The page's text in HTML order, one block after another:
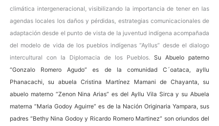
climática intergeneracional, visibilizando la importancia de tener en las
agendas locales los daños y pérdidas, estrategias comunicacionales de
adaptación desde el punto de vista de la juventud indígena acompañada
del modelo de vida de los pueblos indígenas “Ayllus” desde el dialogo
intercultural con la Diplomacia de los Pueblos. Su Abuelo paterno
“Gonzalo Romero Agudo” es de la comunidad C´oataca, ayllu
Phanacachi, su abuela Cristina Martínez Mamani de Chayanta, su
abuelo materno “Zenon Nina Arias” es del Ayllu Vila Sirca y su Abuela
materna “Maria Godoy Aguirre” es de la Nación Originaria Yampara, sus
padres “Bethy Nina Godoy y Ricardo Romero Martinez” son oriundos del